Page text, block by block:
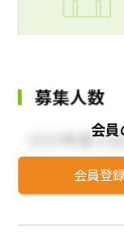
会員
会員登録